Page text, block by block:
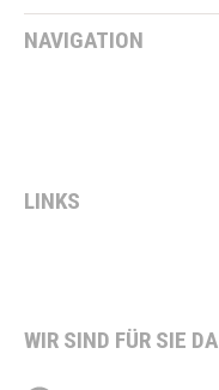
NAVIGATION
LINKS
WIR SIND FÜR SIE DA